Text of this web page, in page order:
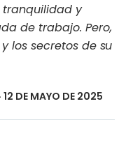
tranquilidad y
de trabajo. Pero,
los secretos de su
· 12 DE MAYO DE 2025